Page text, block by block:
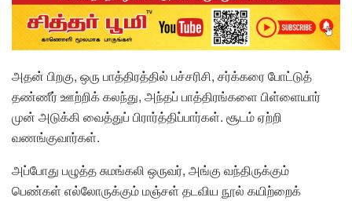
அதன் பிறகு, ஒரு பாத்திரத்தில் பச்சரிசி, சர்க்கரை போட்டுத்
தண்ணீர் ஊற்றிக் கலந்து, அந்தப் பாத்திரங்களை பிள்ளையார்
முன் அடுக்கி வைத்துப் பிரார்த்திப்பார்கள். சூடம் ஏற்றி
வணங்குவார்கள்.
அப்போது பழுத்த சுமங்கலி ஒருவர், அங்கு வந்திருக்கும்
பெண்கள் எல்லோருக்கும் மஞ்சள் தடவிய நூல் கயிற்றைக்